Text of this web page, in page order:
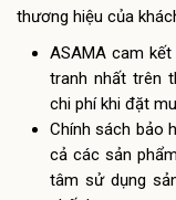
thương hiệu của
ASAMA cam
tranh nhất trên
chi phí khi đặt
Chính sách bảo
cả các sản
tâm sử dụng